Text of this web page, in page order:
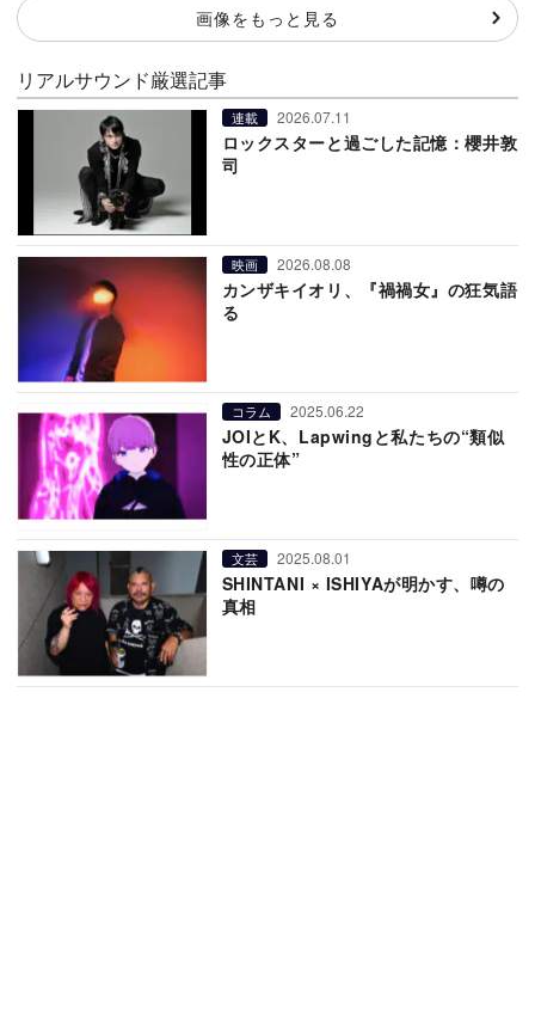
画像をもっと見る
リアルサウンド厳選記事
連載 2026.07.11
ロックスターと過ごした記憶：櫻井敦
司
映画 2026.08.08
カンザキイオリ、『禍禍女』の狂気語
る
コラム 2025.06.22
JOIとK、Lapwingと私たちの“類似
性の正体”
文芸 2025.08.01
SHINTANI × ISHIYAが明かす、噂の
真相